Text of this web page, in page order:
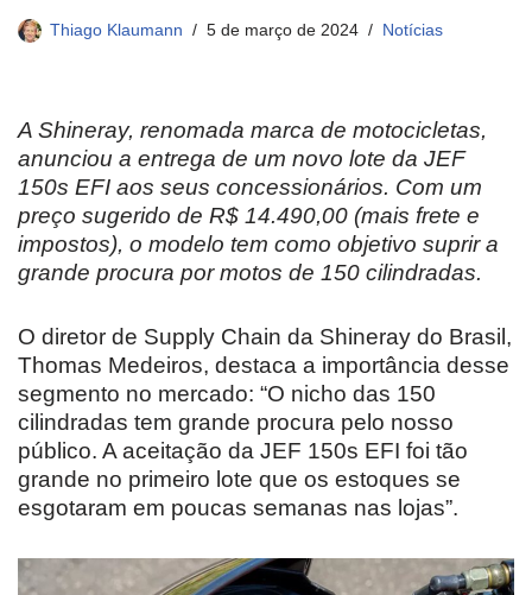
Thiago Klaumann 5 de março de 2024 Notícias
A Shineray, renomada marca de motocicletas,
anunciou a entrega de um novo lote da JEF
150s EFI aos seus concessionários. Com um
preço sugerido de R$ 14.490,00 (mais frete e
impostos), o modelo tem como objetivo suprir a
grande procura por motos de 150 cilindradas.
O diretor de Supply Chain da Shineray do Brasil,
Thomas Medeiros, destaca a importância desse
segmento no mercado: “O nicho das 150
cilindradas tem grande procura pelo nosso
público. A aceitação da JEF 150s EFI foi tão
grande no primeiro lote que os estoques se
esgotaram em poucas semanas nas lojas”.